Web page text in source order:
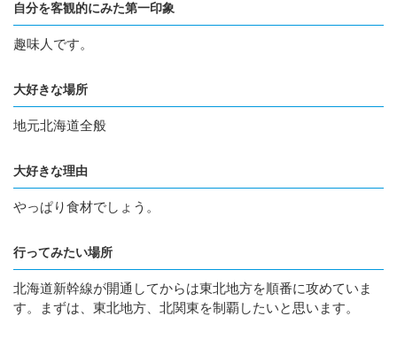
自分を客観的にみた第一印象
趣味人です。
大好きな場所
地元北海道全般
大好きな理由
やっぱり食材でしょう。
行ってみたい場所
北海道新幹線が開通してからは東北地方を順番に攻めていま
す。まずは、東北地方、北関東を制覇したいと思います。